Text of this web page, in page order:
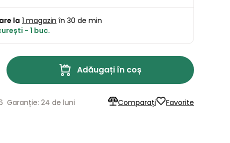
la 1 magazin în 30 de min
- 1 buc.
Adăugați în coș
Comparați Favorite
Garanție: 24 de luni